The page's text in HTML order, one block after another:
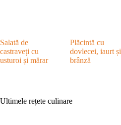
Salată de
castraveți cu
usturoi și mărar
Plăcintă cu
dovlecei, iaurt și
brânză
Ultimele rețete culinare